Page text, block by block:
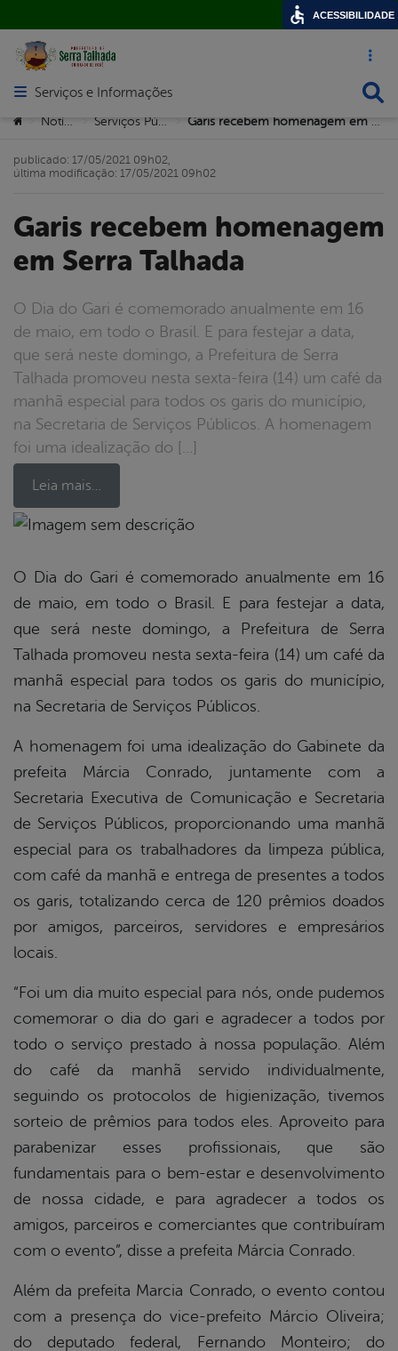
Acesso
Abrir menu principal de navegação
Serviços e Informações
Você está aqui:
> > >
Garis recebem homenagem
em Serra Talhada
O Dia do Gari é comemorado anualmente em 16
de maio, em todo o Brasil. E para festejar a data,
que será neste domingo, a Prefeitura de Serra
Talhada promoveu nesta sexta-feira (14) um café da
manhã especial para todos os garis do município,
na Secretaria de Serviços Públicos. A homenagem
foi uma idealização do […]
Leia mais…
publicado: 17/05/2021 09h02,
última modificação: 17/05/2021 09h02
O Dia do Gari é comemorado anualmente em 16
de maio, em todo o Brasil. E para festejar a data,
que será neste domingo, a Prefeitura de Serra
Talhada promoveu nesta sexta-feira (14) um café da
manhã especial para todos os garis do município,
na Secretaria de Serviços Públicos.
A homenagem foi uma idealização do Gabinete da
prefeita Márcia Conrado, juntamente com a
Secretaria Executiva de Comunicação e Secretaria
de Serviços Públicos, proporcionando uma manhã
especial para os trabalhadores da limpeza pública,
com café da manhã e entrega de presentes a todos
os garis, totalizando cerca de 120 prêmios doados
por amigos, parceiros, servidores e empresários
locais.
“Foi um dia muito especial para nós, onde pudemos
comemorar o dia do gari e agradecer a todos por
todo o serviço prestado à nossa população. Além
do café da manhã servido individualmente,
seguindo os protocolos de higienização, tivemos
sorteio de prêmios para todos eles. Aproveito para
parabenizar esses profissionais, que são
fundamentais para o bem-estar e desenvolvimento
de nossa cidade, e para agradecer a todos os
amigos, parceiros e comerciantes que contribuíram
com o evento”, disse a prefeita Márcia Conrado.
Além da prefeita Marcia Conrado, o evento contou
com a presença do vice-prefeito Márcio Oliveira;
do deputado federal, Fernando Monteiro; do
ACESSIBILIDADE